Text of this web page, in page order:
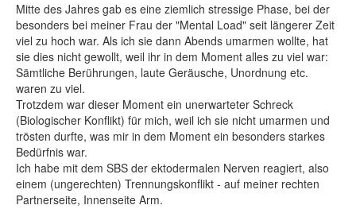
Mitte des Jahres gab es eine ziemlich stressige Phase, bei der
besonders bei meiner Frau der "Mental Load" seit längerer Zeit
viel zu hoch war. Als ich sie dann Abends umarmen wollte, hat
sie dies nicht gewollt, weil ihr in dem Moment alles zu viel war:
Sämtliche Berührungen, laute Geräusche, Unordnung etc.
waren zu viel.
Trotzdem war dieser Moment ein unerwarteter Schreck
(Biologischer Konflikt) für mich, weil ich sie nicht umarmen und
trösten durfte, was mir in dem Moment ein besonders starkes
Bedürfnis war.
Ich habe mit dem SBS der ektodermalen Nerven reagiert, also
einem (ungerechten) Trennungskonflikt - auf meiner rechten
Partnerseite, Innenseite Arm.